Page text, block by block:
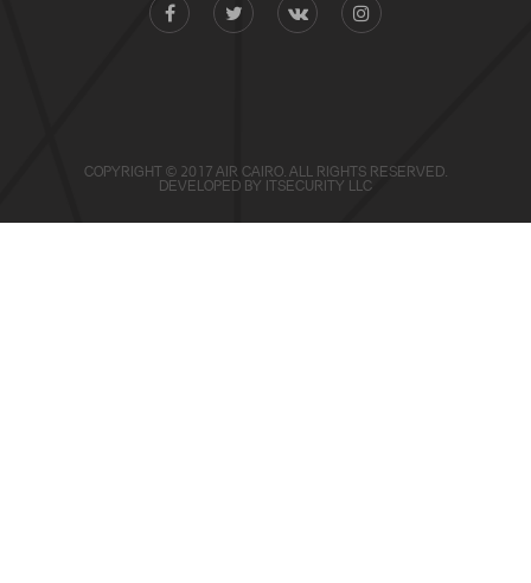
COPYRIGHT © 2017 AIR CAIRO. ALL RIGHTS RESERVED.
DEVELOPED BY ITSECURITY LLC